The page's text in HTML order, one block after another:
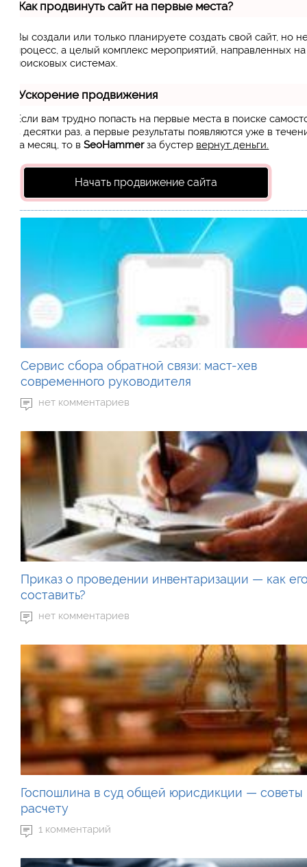
Как продвинуть сайт на первые места?
Вы создали или только планируете создать свой сайт, но
процесс, а целый комплекс мероприятий, направленных
поисковых системах.
Ускорение продвижения
Если вам трудно попасть на первые места в поиске
в десятки раз, а первые результаты появляются уже в
за месяц, то вSeoHammerза бустер вернут деньги.
Начать продвижение сайта
Сервис сбора обратной связи: маст-хев
современного руководителя
нет комментариев
Приказ о проведении инвентаризации — как
составить?
нет комментариев
Госпошлина в суд общей юрисдикции — советы
расчету
1 комментарий